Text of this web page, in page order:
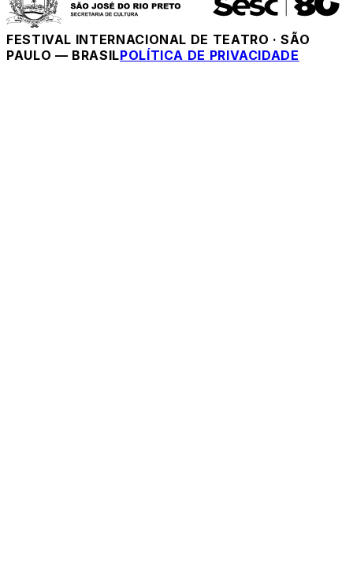
FESTIVAL INTERNACIONAL DE TEATRO ·SÃO
PAULO — BRASILPOLÍTICA DE PRIVACIDADE